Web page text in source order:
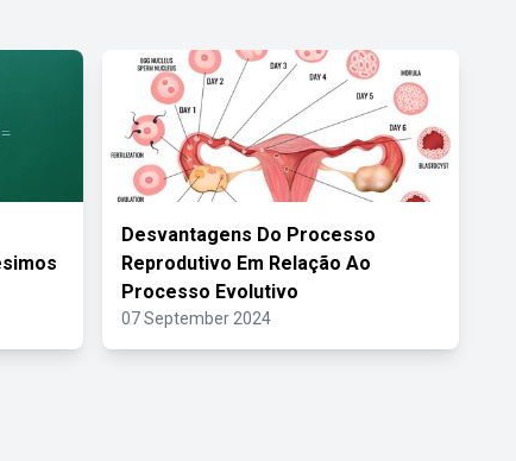
Desvantagens Do Processo
Reprodutivo Em Relação Ao
Processo Evolutivo
07 September 2024